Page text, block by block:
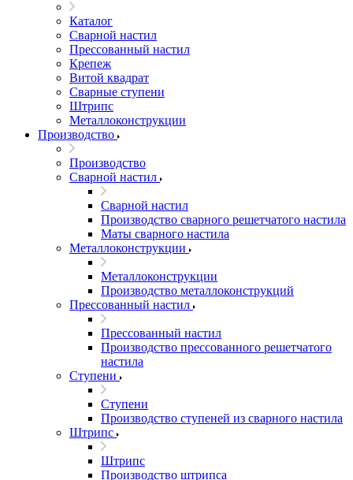
Каталог
Сварной настил
Прессованный настил
Крепеж
Витой квадрат
Сварные ступени
Штрипс
Металлоконструкции
Производство
Производство
Сварной настил
Сварной настил
Производство сварного решетчатого настила
Маты сварного настила
Металлоконструкции
Металлоконструкции
Производство металлоконструкций
Прессованный настил
Прессованный настил
Производство прессованного решетчатого
настила
Ступени
Ступени
Производство ступеней из сварного настила
Штрипс
Штрипс
Производство штрипса